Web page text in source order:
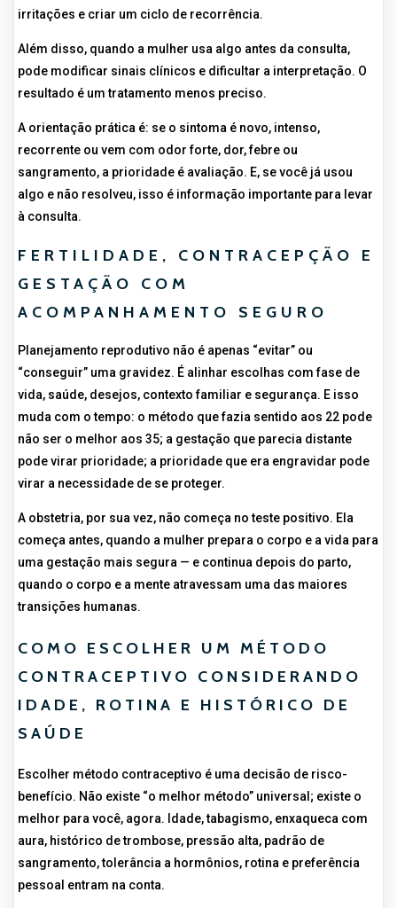
irritações e criar um ciclo de recorrência.
Além disso, quando a mulher usa algo antes da consulta,
pode modificar sinais clínicos e dificultar a interpretação. O
resultado é um tratamento menos preciso.
A orientação prática é: se o sintoma é novo, intenso,
recorrente ou vem com odor forte, dor, febre ou
sangramento, a prioridade é avaliação. E, se você já usou
algo e não resolveu, isso é informação importante para levar
à consulta.
FERTILIDADE, CONTRACEPÇÃO E
GESTAÇÃO COM
ACOMPANHAMENTO SEGURO
Planejamento reprodutivo não é apenas “evitar” ou
“conseguir” uma gravidez. É alinhar escolhas com fase de
vida, saúde, desejos, contexto familiar e segurança. E isso
muda com o tempo: o método que fazia sentido aos 22 pode
não ser o melhor aos 35; a gestação que parecia distante
pode virar prioridade; a prioridade que era engravidar pode
virar a necessidade de se proteger.
A obstetria, por sua vez, não começa no teste positivo. Ela
começa antes, quando a mulher prepara o corpo e a vida para
uma gestação mais segura — e continua depois do parto,
quando o corpo e a mente atravessam uma das maiores
transições humanas.
COMO ESCOLHER UM MÉTODO
CONTRACEPTIVO CONSIDERANDO
IDADE, ROTINA E HISTÓRICO DE
SAÚDE
Escolher método contraceptivo é uma decisão de risco-
benefício. Não existe “o melhor método” universal; existe o
melhor para você, agora. Idade, tabagismo, enxaqueca com
aura, histórico de trombose, pressão alta, padrão de
sangramento, tolerância a hormônios, rotina e preferência
pessoal entram na conta.